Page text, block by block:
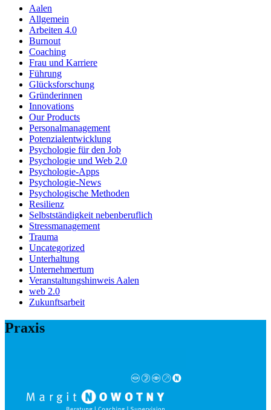
Aalen
Allgemein
Arbeiten 4.0
Burnout
Coaching
Frau und Karriere
Führung
Glücksforschung
Gründerinnen
Innovations
Our Products
Personalmanagement
Potenzialentwicklung
Psychologie für den Job
Psychologie und Web 2.0
Psychologie-Apps
Psychologie-News
Psychologische Methoden
Resilienz
Selbstständigkeit nebenberuflich
Stressmanagement
Trauma
Uncategorized
Unterhaltung
Unternehmertum
Veranstaltungshinweis Aalen
web 2.0
Zukunftsarbeit
Praxis